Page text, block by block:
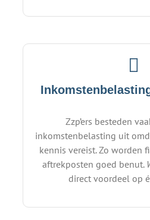
Zzp’ers besteden
inkomstenbelasting uit
kennis vereist. Zo worden
aftrekposten goed benut.
direct voordeel op